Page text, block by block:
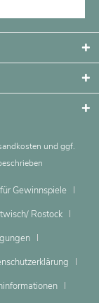
und ggf.
Gewinnspiele
Rostock